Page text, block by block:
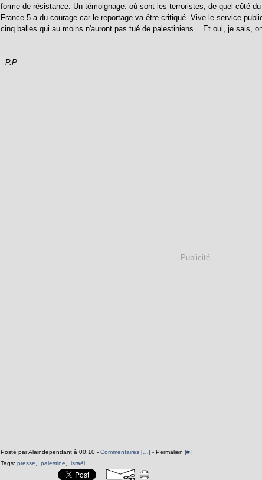
forme de résistance. Un témoignage: où sont les terroristes, de quel côté
France 5 a du courage car le reportage va être critiqué. Vive le service
cinq balles qui au moins n'auront pas tué de palestiniens... Et oui, je sais,
P.P
Publicité
Posté par Alaindependant à 00:10 - Commentaires [ ] - Permalien [#]
Tags: presse palestine israël